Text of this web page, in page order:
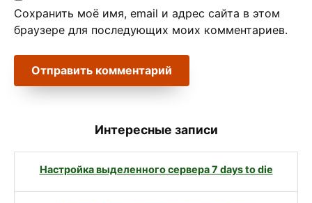
Сохранить моё имя, email и адрес сайта в этом
браузере для последующих моих комментариев.
Интересные записи
Настройка выделенного сервера 7 days to die